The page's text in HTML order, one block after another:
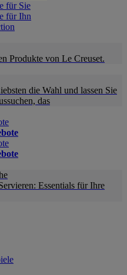
für Sie
für Ihn
Produkte von Le Creuset.
die Wahl und lassen Sie
das
Essentials für Ihre